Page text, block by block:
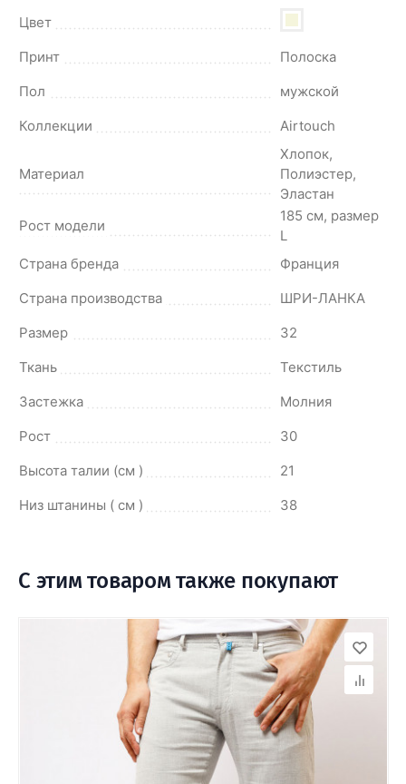
Цвет
Принт
Полоска
Пол
мужской
Коллекции
Airtouch
Материал
Хлопок,
Полиэстер,
Эластан
Рост модели
185 см, размер
L
Страна бренда
Франция
Страна производства
ШРИ-ЛАНКА
Размер
32
Ткань
Текстиль
Застежка
Молния
Рост
30
Высота талии (см )
21
Низ штанины ( см )
38
С этим товаром также покупают